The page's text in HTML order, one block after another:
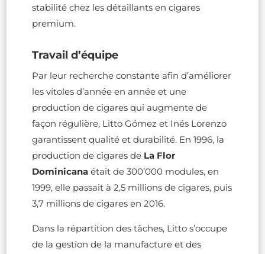
stabilité chez les détaillants en cigares
premium.
Travail d’équipe
Par leur recherche constante afin d’améliorer
les vitoles d’année en année et une
production de cigares qui augmente de
façon régulière, Litto Gómez et Inés Lorenzo
garantissent qualité et durabilité. En 1996, la
production de cigares de La Flor
Dominicanaétait de 300’000 modules, en
1999, elle passait à 2,5 millions de cigares, puis
3,7 millions de cigares en 2016.
Dans la répartition des tâches, Litto s’occupe
de la gestion de la manufacture et des